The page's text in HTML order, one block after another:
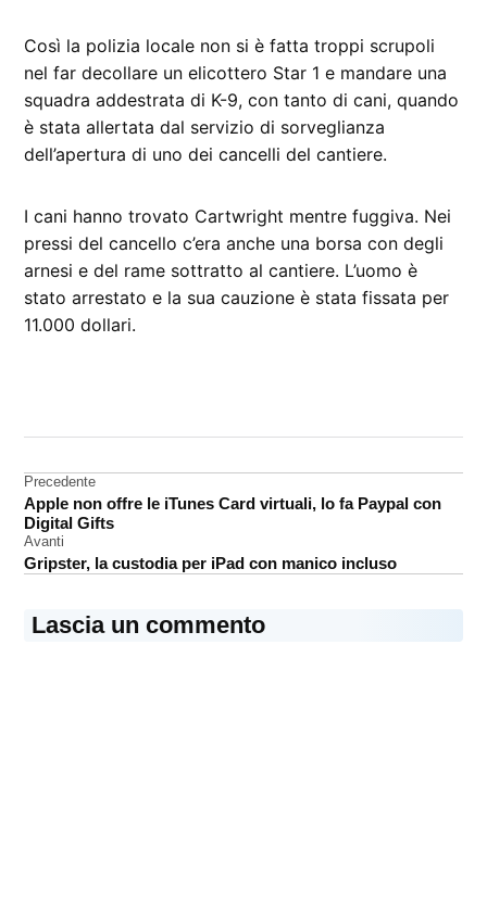
Così la polizia locale non si è fatta troppi scrupoli
nel far decollare un elicottero Star 1 e mandare una
squadra addestrata di K-9, con tanto di cani, quando
è stata allertata dal servizio di sorveglianza
dell’apertura di uno dei cancelli del cantiere.
I cani hanno trovato Cartwright mentre fuggiva. Nei
pressi del cancello c’era anche una borsa con degli
arnesi e del rame sottratto al cantiere. L’uomo è
stato arrestato e la sua cauzione è stata fissata per
11.000 dollari.
Spaceship
Navigazione
articoli
Precedente
Apple non offre le iTunes Card virtuali, lo fa Paypal con
Digital Gifts
Avanti
Gripster, la custodia per iPad con manico incluso
Lascia un commento